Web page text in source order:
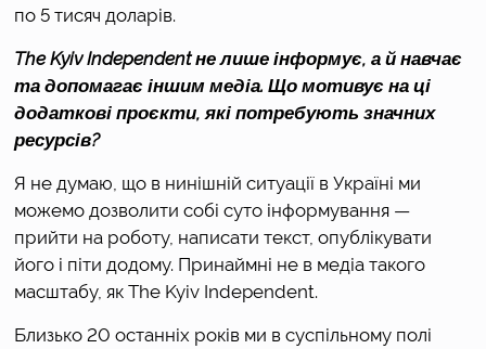
по 5 тисяч доларів.
The Kyiv Independent не лише інформує, а й навчає
та допомагає іншим медіа. Що мотивує на ці
додаткові проєкти, які потребують значних
ресурсів?
Я не думаю, що в нинішній ситуації в Україні ми
можемо дозволити собі суто інформування —
прийти на роботу, написати текст, опублікувати
його і піти додому. Принаймні не в медіа такого
масштабу, як The Kyiv Independent.
Близько 20 останніх років ми в суспільному полі